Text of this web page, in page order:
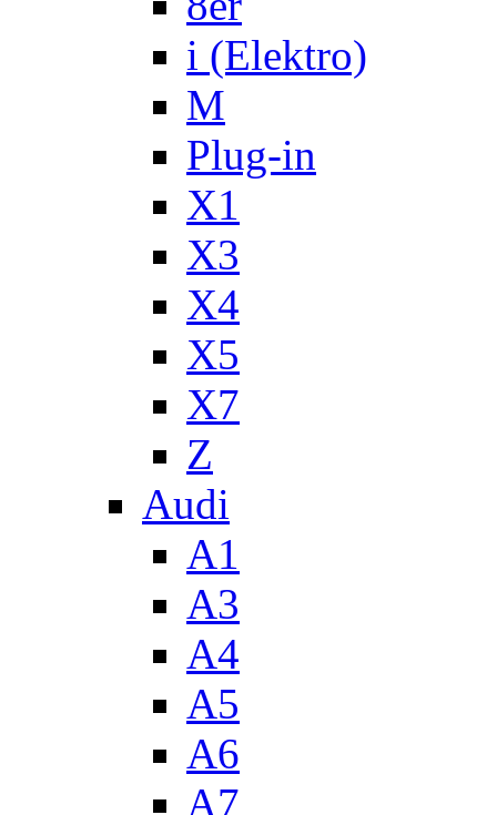
i (Elektro)
M
Plug-in
X1
X3
X4
X5
X7
Z
Audi
A1
A3
A4
A5
A6
A7